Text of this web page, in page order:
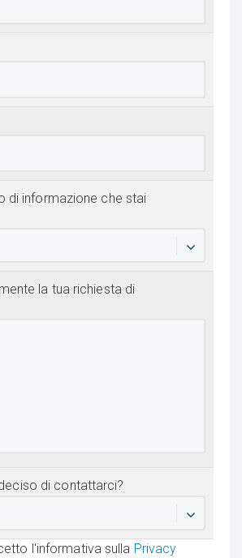
di informazione che stai
la tua richiesta di
di contattarci?
l'informativa sulla Privacy